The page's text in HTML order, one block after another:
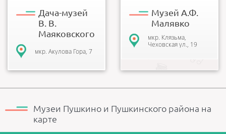
Дача-музей
В. В.
Маяковского
мкр. Акулова Гора, 7
Музей А.Ф.
Малявко
мкр. Клязьма,
Чеховская ул., 19
Музеи Пушкино и Пушкинского района на
карте